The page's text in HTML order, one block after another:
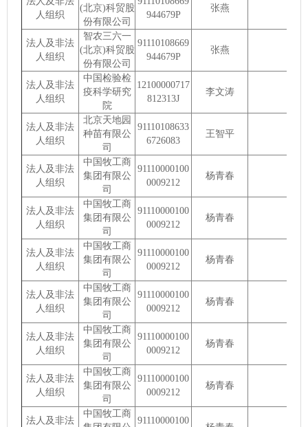
人组织
(北京)科贸股
份有限公司
944679P
张燕
法人及非法
人组织
智农三六一
(北京)科贸股
份有限公司
91110108669
944679P
张燕
法人及非法
人组织
中国检验检
疫科学研究
院
12100000717
812313J
李文涛
法人及非法
人组织
北京天地园
种苗有限公
司
91110108633
6726083
王智平
法人及非法
人组织
中国牧工商
集团有限公
司
91110000100
0009212
杨青春
法人及非法
人组织
中国牧工商
集团有限公
司
91110000100
0009212
杨青春
法人及非法
人组织
中国牧工商
集团有限公
司
91110000100
0009212
杨青春
法人及非法
人组织
中国牧工商
集团有限公
司
91110000100
0009212
杨青春
法人及非法
人组织
中国牧工商
集团有限公
司
91110000100
0009212
杨青春
法人及非法
人组织
中国牧工商
集团有限公
司
91110000100
0009212
杨青春
法人及非法
中国牧工商
91110000100